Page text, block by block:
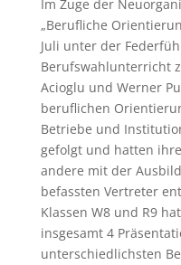
Im Zuge der
„Berufliche
Juli unter der
Berufswahlunterricht
Acioglu und Werner
beruflichen
Betriebe und
gefolgt und hatten
andere mit der
befassten Vertreter
Klassen W8 und R9
insgesamt 4
unterschiedlichsten